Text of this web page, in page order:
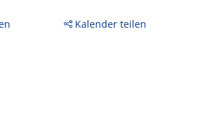
Kalender teilen